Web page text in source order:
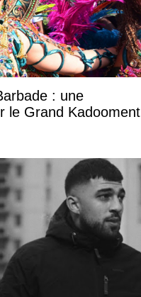
: une
le Grand Kadooment